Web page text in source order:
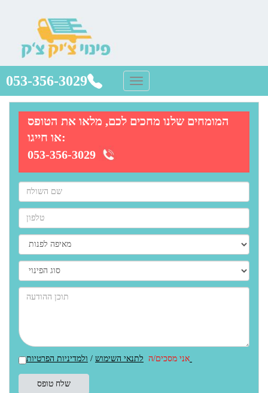
053-356-3029
המומחים שלנו מחכים לכם, מלאו את הטופס
או חייגו:
053-356-3029
אני מסכים/ה לתנאי השימוש /